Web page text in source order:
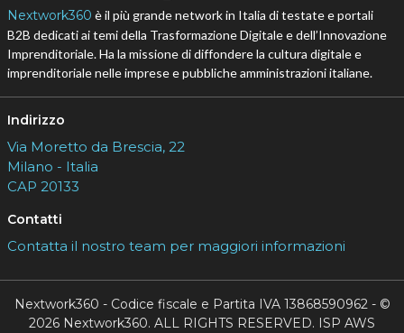
Nextwork360 è il più grande network in Italia di testate e portali
B2B dedicati ai temi della Trasformazione Digitale e dell’Innovazione
Imprenditoriale. Ha la missione di diffondere la cultura digitale e
imprenditoriale nelle imprese e pubbliche amministrazioni italiane.
Indirizzo
Via Moretto da Brescia, 22
Milano - Italia
CAP 20133
Contatti
Contatta il nostro team per maggiori informazioni
Nextwork360 - Codice fiscale e Partita IVA 13868590962 - ©
2026 Nextwork360. ALL RIGHTS RESERVED. ISP AWS